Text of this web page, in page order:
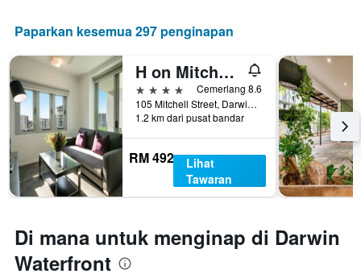
Paparkan kesemua 297 penginapan
H on Mitchell Apartment Hotel
4 bintang
Cemerlang 8.6
105 Mitchell Street, Darwin, NT, Australia
1.2 km dari pusat bandar
RM 492
Lihat
Tawaran
Di mana untuk menginap di Darwin
Waterfront